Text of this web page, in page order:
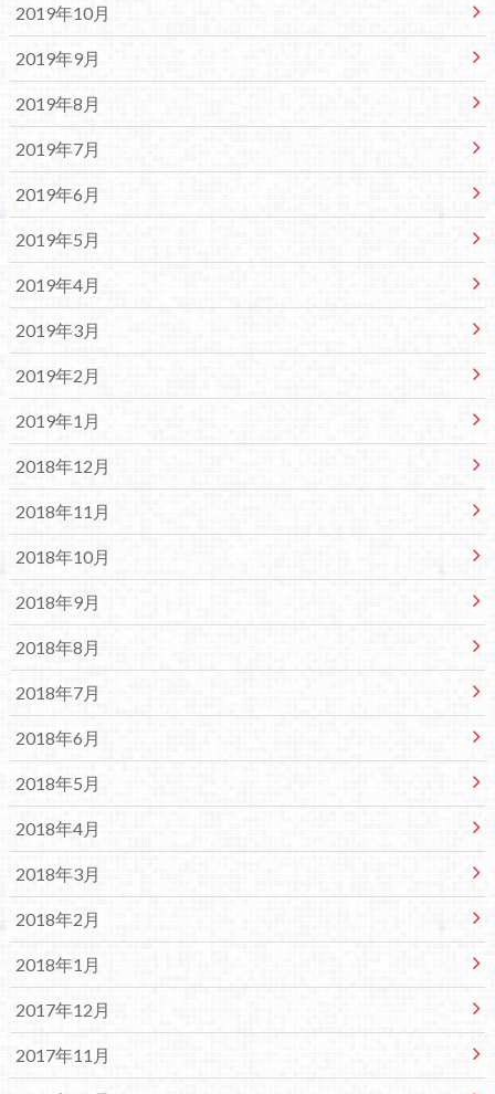
2019年10月
2019年9月
2019年8月
2019年7月
2019年6月
2019年5月
2019年4月
2019年3月
2019年2月
2019年1月
2018年12月
2018年11月
2018年10月
2018年9月
2018年8月
2018年7月
2018年6月
2018年5月
2018年4月
2018年3月
2018年2月
2018年1月
2017年12月
2017年11月